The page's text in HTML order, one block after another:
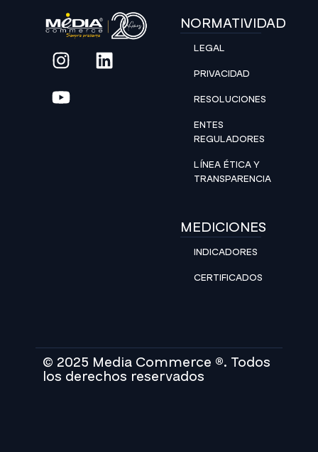
NORMATIVIDAD
LEGAL
PRIVACIDAD
RESOLUCIONES
ENTES
REGULADORES
LÍNEA ÉTICA Y
TRANSPARENCIA
MEDICIONES
INDICADORES
CERTIFICADOS
© 2025 Media Commerce ®. Todos
los derechos reservados